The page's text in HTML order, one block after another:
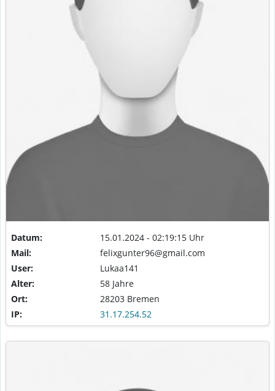
Datum:
15.01.2024 - 02:19:15 Uhr
Mail:
felixgunter96@gmail.com
User:
Lukaa141
Alter:
58 Jahre
Ort:
28203 Bremen
IP:
31.17.254.52